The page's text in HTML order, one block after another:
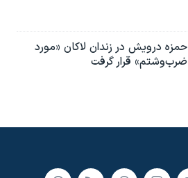
حمزه درویش در زندان لاکان «مورد
ضرب‌وشتم» قرار گرفت